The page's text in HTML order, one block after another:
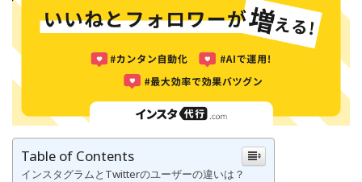
Table of Contents
インスタグラムとTwitterのユーザーの違いは？